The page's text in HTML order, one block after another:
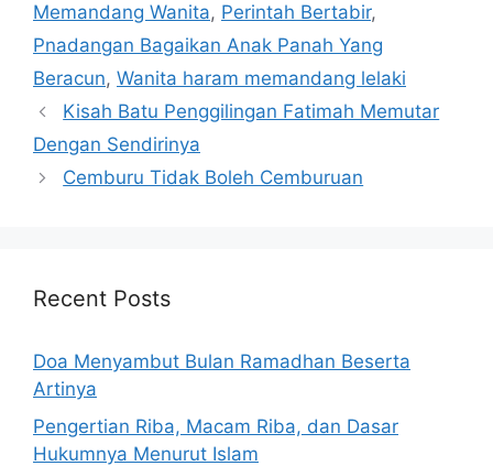
Memandang Wanita, Perintah Bertabir,
Pnadangan Bagaikan Anak Panah Yang
Beracun, Wanita haram memandang lelaki
Kisah Batu Penggilingan Fatimah Memutar
Dengan Sendirinya
Cemburu Tidak Boleh Cemburuan
Recent Posts
Doa Menyambut Bulan Ramadhan Beserta
Artinya
Pengertian Riba, Macam Riba, dan Dasar
Hukumnya Menurut Islam